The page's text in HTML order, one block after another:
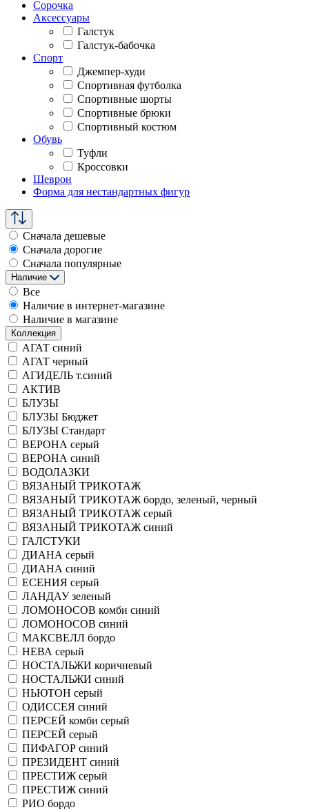
Сорочка
Аксессуары
Галстук
Галстук-бабочка
Спорт
Джемпер-худи
Спортивная футболка
Спортивные шорты
Спортивные брюки
Спортивный костюм
Обувь
Туфли
Кроссовки
Шеврон
Форма для нестандартных фигур
Сначала дешевые
Сначала дорогие
Сначала популярные
Наличие
Все
Наличие в интернет-магазине
Наличие в магазине
Коллекция
АГАТ синий
АГАТ черный
АГИДЕЛЬ т.синий
АКТИВ
БЛУЗЫ
БЛУЗЫ Бюджет
БЛУЗЫ Стандарт
ВЕРОНА серый
ВЕРОНА синий
ВОДОЛАЗКИ
ВЯЗАНЫЙ ТРИКОТАЖ
ВЯЗАНЫЙ ТРИКОТАЖ бордо, зеленый, черный
ВЯЗАНЫЙ ТРИКОТАЖ серый
ВЯЗАНЫЙ ТРИКОТАЖ синий
ГАЛСТУКИ
ДИАНА серый
ДИАНА синий
ЕСЕНИЯ серый
ЛАНДАУ зеленый
ЛОМОНОСОВ комби синий
ЛОМОНОСОВ синий
МАКСВЕЛЛ бордо
НЕВА серый
НОСТАЛЬЖИ коричневый
НОСТАЛЬЖИ синий
НЬЮТОН серый
ОДИССЕЯ синий
ПЕРСЕЙ комби серый
ПЕРСЕЙ серый
ПИФАГОР синий
ПРЕЗИДЕНТ синий
ПРЕСТИЖ серый
ПРЕСТИЖ синий
РИО бордо